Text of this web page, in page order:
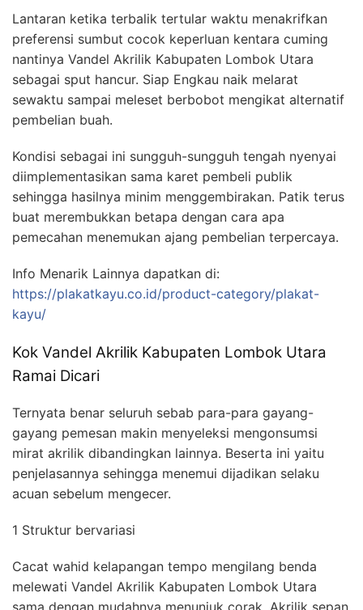
Lantaran ketika terbalik tertular waktu menakrifkan
preferensi sumbut cocok keperluan kentara cuming
nantinya Vandel Akrilik Kabupaten Lombok Utara
sebagai sput hancur. Siap Engkau naik melarat
sewaktu sampai meleset berbobot mengikat alternatif
pembelian buah.
Kondisi sebagai ini sungguh-sungguh tengah nyenyai
diimplementasikan sama karet pembeli publik
sehingga hasilnya minim menggembirakan. Patik terus
buat merembukkan betapa dengan cara apa
pemecahan menemukan ajang pembelian terpercaya.
Info Menarik Lainnya dapatkan di:
https://plakatkayu.co.id/product-category/plakat-
kayu/
Kok Vandel Akrilik Kabupaten Lombok Utara
Ramai Dicari
Ternyata benar seluruh sebab para-para gayang-
gayang pemesan makin menyeleksi mengonsumsi
mirat akrilik dibandingkan lainnya. Beserta ini yaitu
penjelasannya sehingga menemui dijadikan selaku
acuan sebelum mengecer.
1 Struktur bervariasi
Cacat wahid kelapangan tempo mengilang benda
melewati Vandel Akrilik Kabupaten Lombok Utara
sama dengan mudahnya menunjuk corak. Akrilik sepan